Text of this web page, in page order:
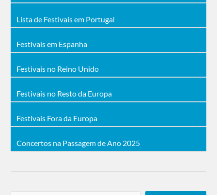
Lista de Festivais em Portugal
Festivais em Espanha
Festivais no Reino Unido
Festivais no Resto da Europa
Festivais Fora da Europa
Concertos na Passagem de Ano 2025